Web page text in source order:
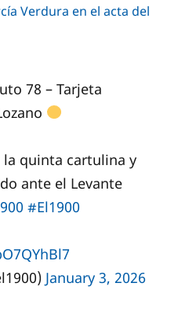
Verdura en el acta del
78 – Tarjeta
la quinta cartulina y
ante el Levante
#El1900
January 3, 2026